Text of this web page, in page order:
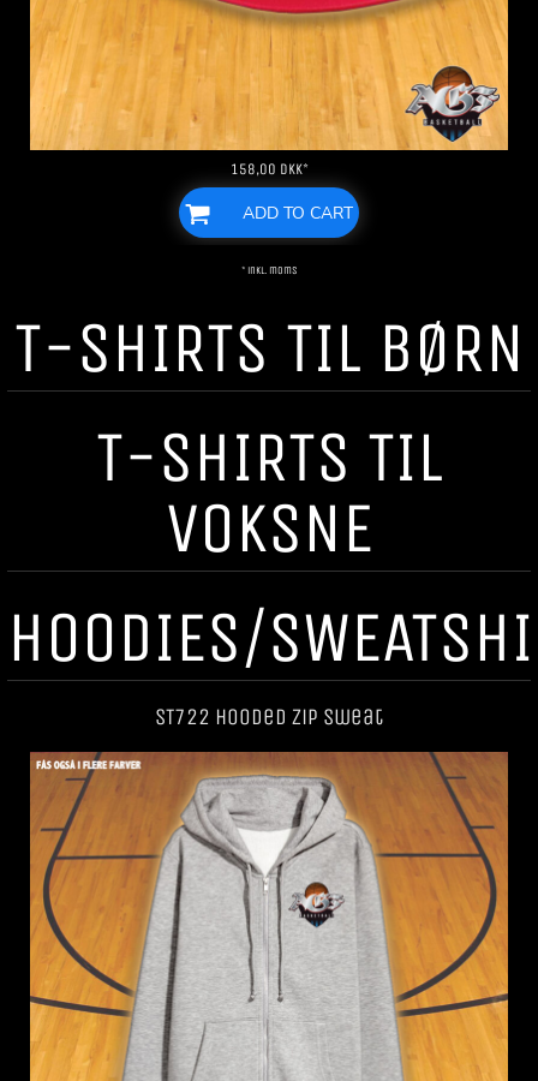
158,00 DKK*
ADD TO CART
* inkl. moms
T-SHIRTS TIL BØRN
T-SHIRTS TIL
VOKSNE
HOODIES/
ST722 Hooded Zip Sweat